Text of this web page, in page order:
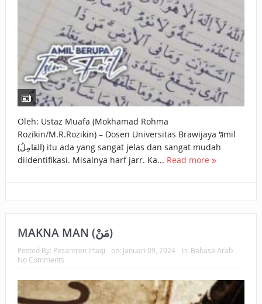
Oleh: Ustaz Muafa (Mokhamad Rohma
Rozikin/M.R.Rozikin) – Dosen Universitas Brawijaya ‘āmil
(العَامِلُ) itu ada yang sangat jelas dan sangat mudah
diidentifikasi. Misalnya harf jarr. Ka... Read more
MAKNA MAN (مَنْ)
Posted By: Pesantren Irtaqi on: Januari 09, 2024 In: Bahasa Arab
No Comments